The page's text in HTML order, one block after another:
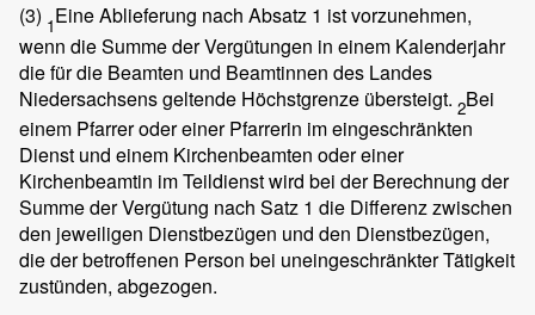
(3) 1Eine Ablieferung nach Absatz 1 ist vorzunehmen,
wenn die Summe der Vergütungen in einem Kalenderjahr
die für die Beamten und Beamtinnen des Landes
Niedersachsens geltende Höchstgrenze übersteigt. 2Bei
einem Pfarrer oder einer Pfarrerin im eingeschränkten
Dienst und einem Kirchenbeamten oder einer
Kirchenbeamtin im Teildienst wird bei der Berechnung der
Summe der Vergütung nach Satz 1 die Differenz zwischen
den jeweiligen Dienstbezügen und den Dienstbezügen,
die der betroffenen Person bei uneingeschränkter Tätigkeit
zustünden, abgezogen.